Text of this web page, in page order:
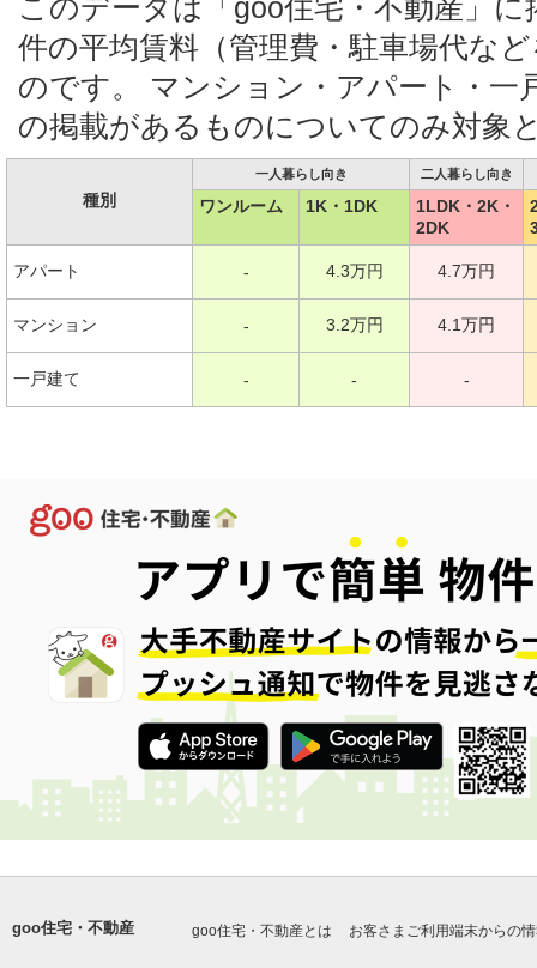
このデータは「goo住宅・不動産」
件の平均賃料（管理費・駐車場代な
のです。 マンション・アパート・一
の掲載があるものについてのみ対象
種別
一人暮らし向き 二人暮らし向き
ワンルーム 1K・1DK
1LDK・2K・
2DK
アパート - 4.3万円 4.7万円
マンション - 3.2万円 4.1万円
一戸建て - - -
goo住宅・不動産 goo住宅・不動産とは お客さまご利用端末からの